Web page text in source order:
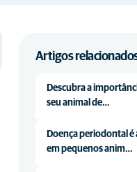
Artigos
Descubra a
seu animal de…
Doença periodontal
em pequenos anim…